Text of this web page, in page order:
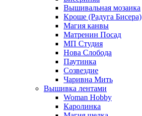
Вышивальная мозаика
Кроше (Радуга Бисера)
Магия канвы
Матренин Посад
МП Студия
Нова Слобода
Паутинка
Созвездие
Чаривна Мить
Вышивка лентами
Woman Hobby
Каролинка